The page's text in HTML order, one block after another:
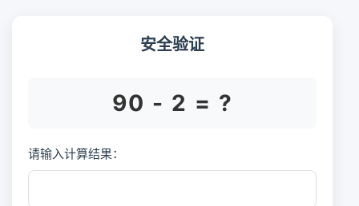
安全验证
90 - 2 = ?
请输入计算结果：